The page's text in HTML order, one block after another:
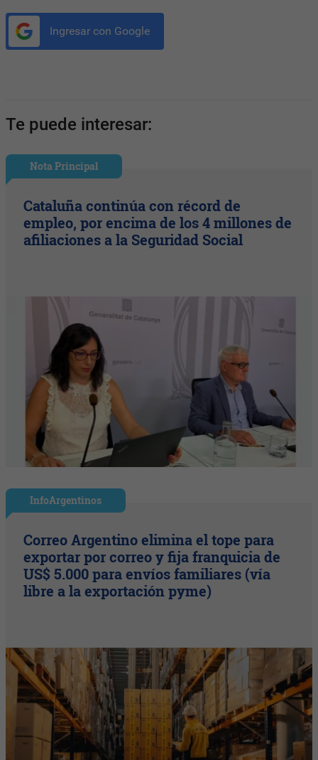
Ingresar con Google
Te puede interesar:
Nota Principal
Cataluña continúa con récord de
empleo, por encima de los 4 millones de
afiliaciones a la Seguridad Social
InfoArgentinos
Correo Argentino elimina el tope para
exportar por correo y fija franquicia de
US$ 5.000 para envíos familiares (vía
libre a la exportación pyme)